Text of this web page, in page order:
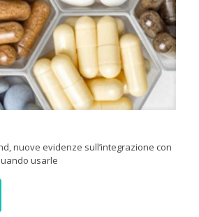
nuove evidenze sull’integrazione con
usarle